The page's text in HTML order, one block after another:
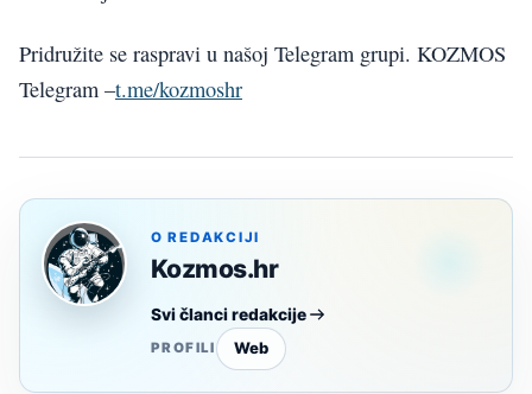
Pridružite se raspravi u našoj Telegram grupi. KOZMOS
Telegram –t.me/kozmoshr
O REDAKCIJI
Kozmos.hr
Svi članci redakcije
PROFILI Web